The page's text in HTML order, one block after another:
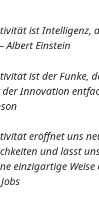
ist Intelligenz,
Albert Einstein
ist der Funke,
der Innovation
eröffnet uns
und lässt
einzigartige Weise